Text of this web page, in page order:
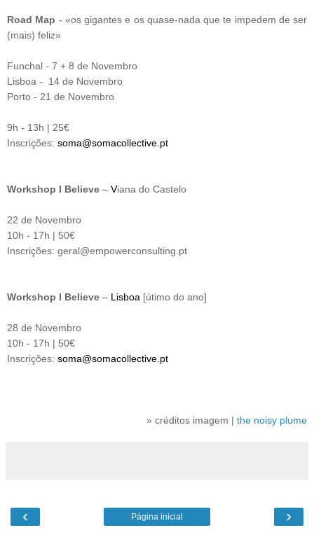
Road Map - «os gigantes e os quase-nada que te impedem de ser
(mais) feliz»
Funchal - 7 + 8 de Novembro
Lisboa - 14 de Novembro
Porto - 21 de Novembro
9h - 13h | 25€
Inscrições: soma@somacollective.pt
Workshop I Believe – Viana do Castelo
22 de Novembro
10h - 17h | 50€
Inscrições: geral@empowerconsulting.pt
Workshop I Believe – Lisboa [útimo do ano]
28 de Novembro
10h - 17h | 50€
Inscrições: soma@somacollective.pt
» créditos imagem | the noisy plume
‹ ›
Página inicial